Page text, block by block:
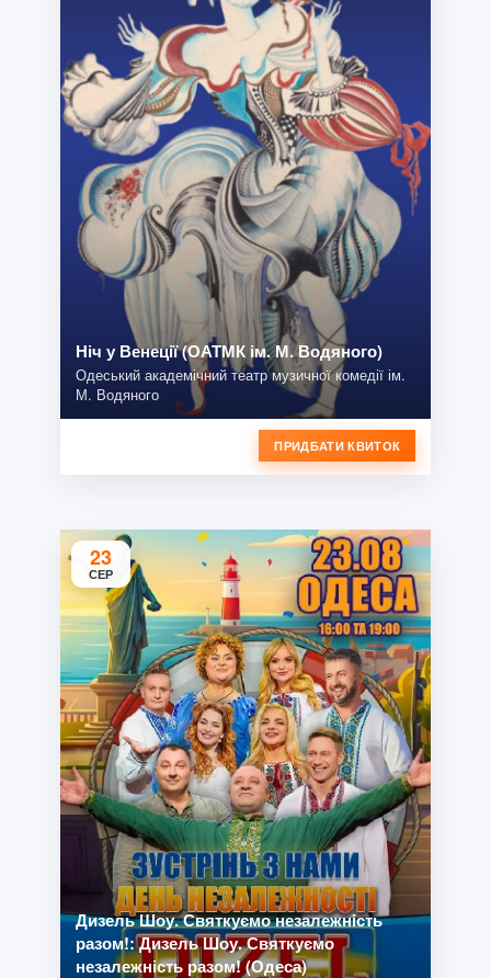
Ніч у Венеції (ОАТМК ім. М. Водяного)
Одеський академічний театр музичної комедії ім.
М. Водяного
ПРИДБАТИ КВИТОК
23
СЕР
Дизель Шоу. Святкуємо незалежність
разом!: Дизель Шоу. Святкуємо
незалежність разом! (Одеса)